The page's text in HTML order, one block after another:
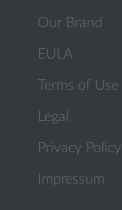
Our Brand
EULA
Terms of Use
Legal
Privacy Policy
Impressum